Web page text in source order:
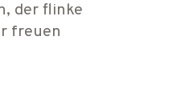
der flinke
freuen